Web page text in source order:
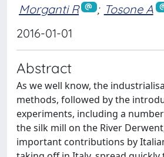
Morganti R ; Tosone A
2016-01-01
Abstract
As we well know, the
methods, followed by the
experiments, including a
the silk mill on the River
important contributions by